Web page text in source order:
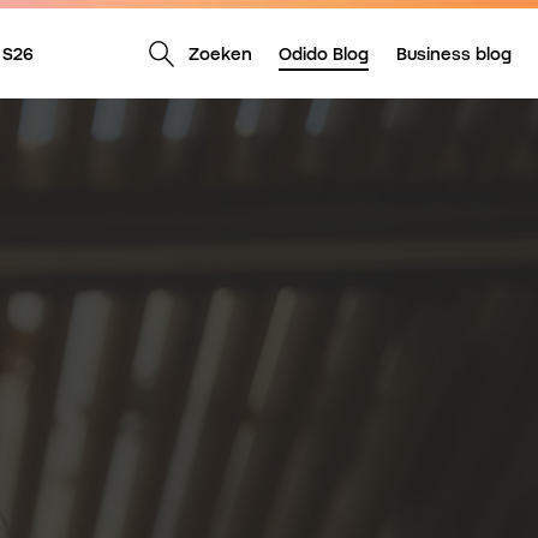
Zoeken Odido Blog Business blog